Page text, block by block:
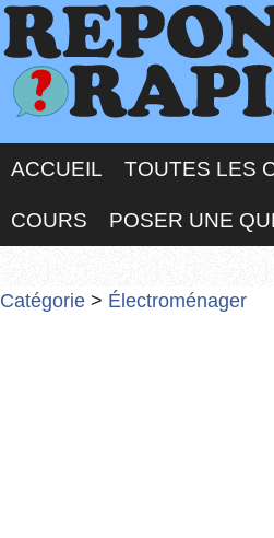
ACCUEIL TOUTES LES
COURS POSER UNE
Catégorie > Électroménager